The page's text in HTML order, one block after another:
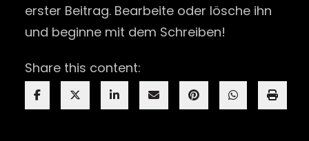
erster Beitrag. Bearbeite oder lösche ihn
und beginne mit dem Schreiben!
Share this content: